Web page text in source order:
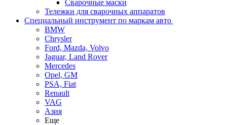
Сварочные маски
Тележки для сварочных аппаратов
Специальный инструмент по маркам авто
BMW
Chrysler
Ford, Mazda, Volvo
Jaguar, Land Rover
Mercedes
Opel, GM
PSA, Fiat
Renault
VAG
Азия
Еще